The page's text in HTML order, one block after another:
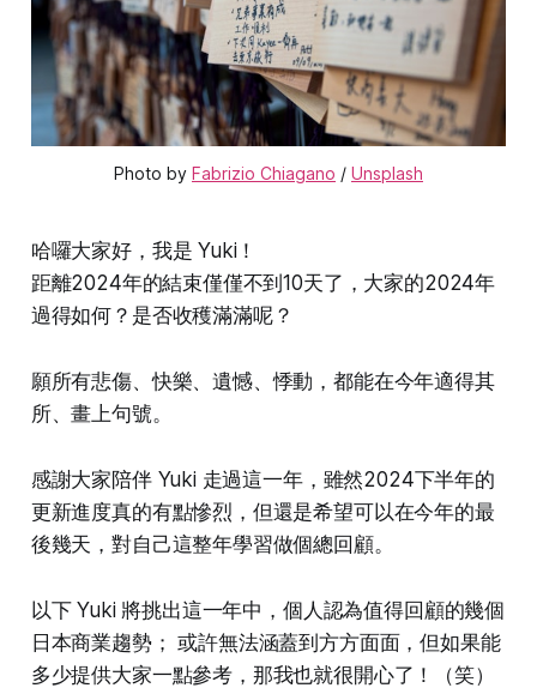
Photo by Fabrizio Chiagano / Unsplash
哈囉大家好，我是 Yuki！
距離2024年的結束僅僅不到10天了，大家的2024年
過得如何？是否收穫滿滿呢？
願所有悲傷、快樂、遺憾、悸動，都能在今年適得其
所、畫上句號。
感謝大家陪伴 Yuki 走過這一年，雖然2024下半年的
更新進度真的有點慘烈，但還是希望可以在今年的最
後幾天，對自己這整年學習做個總回顧。
以下 Yuki 將挑出這一年中，個人認為值得回顧的幾個
日本商業趨勢； 或許無法涵蓋到方方面面，但如果能
多少提供大家一點參考，那我也就很開心了！（笑）